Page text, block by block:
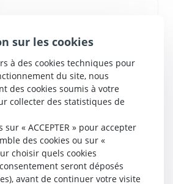
sur les cookies
à des cookies techniques pour
du site, nous
des cookies soumis à votre
collecter des statistiques de
« ACCEPTER » pour accepter
des cookies ou sur «
choisir quels cookies
seront déposés
avant de continuer votre visite